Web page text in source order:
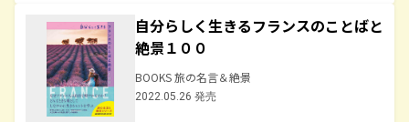
自分らしく生きるフランスのことばと
絶景１００
BOOKS 旅の名言＆絶景
2022.05.26 発売